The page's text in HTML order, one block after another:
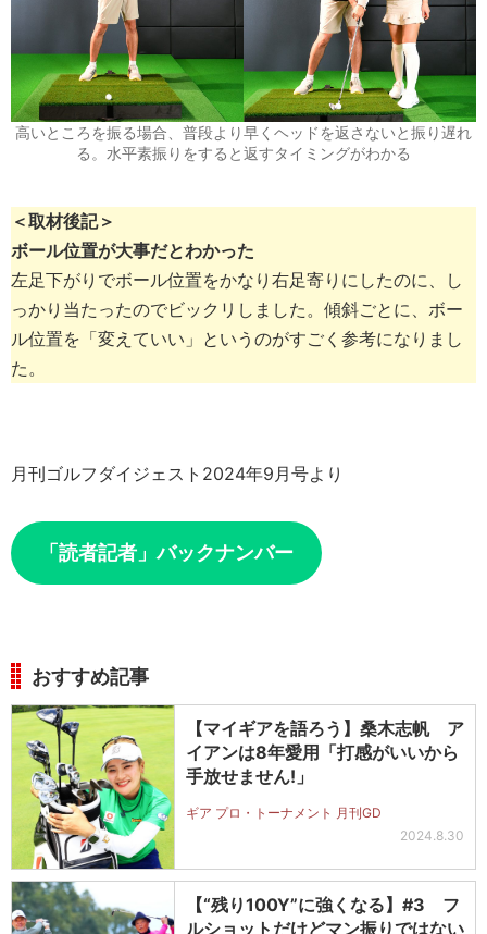
高いところを振る場合、普段より早くヘッドを返さないと振り遅れ
る。水平素振りをすると返すタイミングがわかる
＜取材後記＞
ボール位置が大事だとわかった
左足下がりでボール位置をかなり右足寄りにしたのに、し
っかり当たったのでビックリしました。傾斜ごとに、ボー
ル位置を「変えていい」というのがすごく参考になりまし
た。
月刊ゴルフダイジェスト2024年9月号より
「読者記者」バックナンバー
おすすめ記事
【マイギアを語ろう】桑木志帆 ア
イアンは8年愛用「打感がいいから
手放せません!」
ギア プロ・トーナメント 月刊GD
2024.8.30
【“残り100Y”に強くなる】#3 フ
ルショットだけどマン振りではない